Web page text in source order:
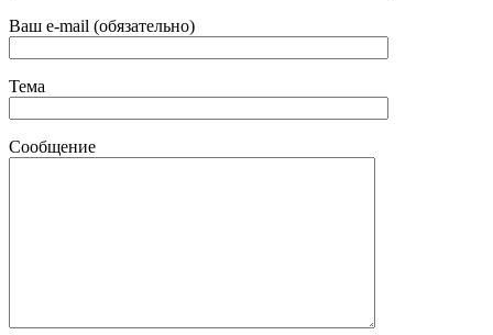
Ваш e-mail (обязательно)
Тема
Сообщение